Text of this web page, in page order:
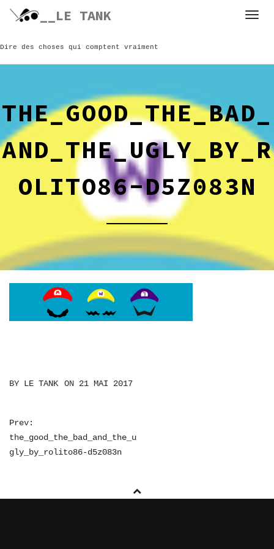
Skip
__LE TANK
Dire des choses qui comptent vraiment
THE_GOOD_THE_BAD_
AND_THE_UGLY_BY_R
OLITO86-D5Z083N
BY LE TANK ON 21 MAI 2017
NAVIGATION
DE
Prev:
the_good_the_bad_and_the_u
gly_by_rolito86-d5z083n